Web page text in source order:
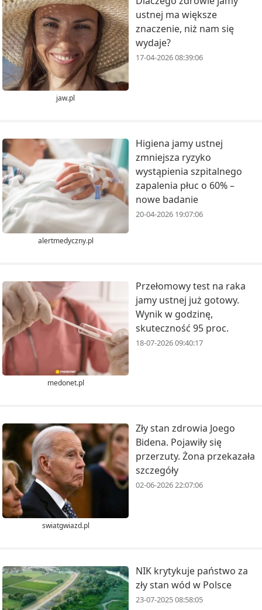
jaw.pl
ustnej ma większe
znaczenie, niż nam się
wydaje?
17-04-2026 08:39:06
alertmedyczny.pl
Higiena jamy ustnej
zmniejsza ryzyko
wystąpienia szpitalnego
zapalenia płuc o 60% –
nowe badanie
20-04-2026 19:07:06
medonet.pl
Przełomowy test na raka
jamy ustnej już gotowy.
Wynik w godzinę,
skuteczność 95 proc.
18-07-2026 09:40:17
swiatgwiazd.pl
Zły stan zdrowia Joego
Bidena. Pojawiły się
przerzuty. Żona przekazała
szczegóły
02-06-2026 22:07:06
NIK krytykuje państwo za
zły stan wód w Polsce
23-07-2025 08:58:05